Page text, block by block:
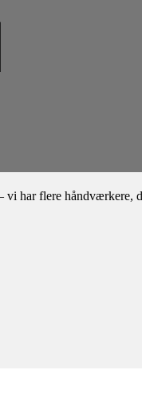
vi har flere håndværkere,